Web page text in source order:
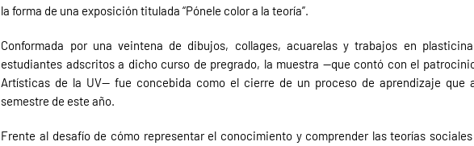
la forma de una exposición titulada “Pónele color a la teoría”.
Conformada por una veintena de dibujos, collages, acuarelas y trabajos en
estudiantes adscritos a dicho curso de pregrado, la muestra —que contó con el
Artísticas de la UV— fue concebida como el cierre de un proceso de aprendizaje que
semestre de este año.
Frente al desafío de cómo representar el conocimiento y comprender las teorías